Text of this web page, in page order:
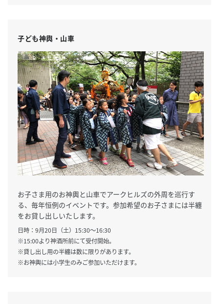
子ども神輿・山車
お子さま用のお神輿と山車でアークヒルズの外周を巡行す
る、毎年恒例のイベントです。参加希望のお子さまには半纏
をお貸し出しいたします。
日時：9月20日（土）15:30～16:30
※15:00より神酒所前にて受付開始。
※貸し出し用の半纏は数に限りがあります。
※お神輿には小学生のみご参加いただけます。